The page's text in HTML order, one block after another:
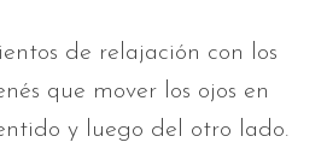
de relajación con los
que mover los ojos en
y luego del otro lado.